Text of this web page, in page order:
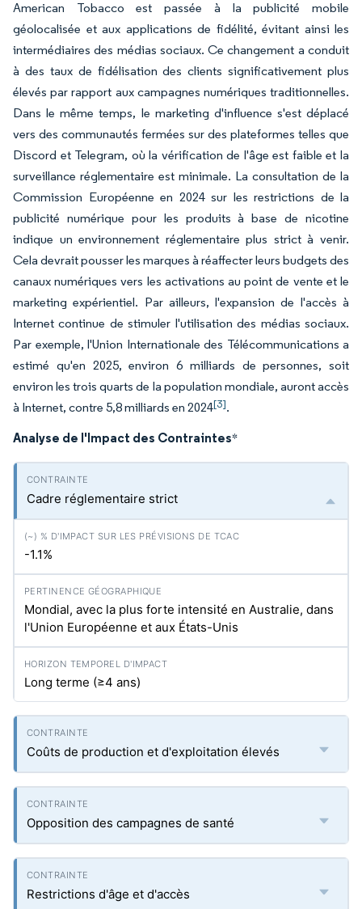
American Tobacco est passée à la publicité mobile
géolocalisée et aux applications de fidélité, évitant ainsi les
intermédiaires des médias sociaux. Ce changement a conduit
à des taux de fidélisation des clients significativement plus
élevés par rapport aux campagnes numériques traditionnelles.
Dans le même temps, le marketing d'influence s'est déplacé
vers des communautés fermées sur des plateformes telles que
Discord et Telegram, où la vérification de l'âge est faible et la
surveillance réglementaire est minimale. La consultation de la
Commission Européenne en 2024 sur les restrictions de la
publicité numérique pour les produits à base de nicotine
indique un environnement réglementaire plus strict à venir.
Cela devrait pousser les marques à réaffecter leurs budgets des
canaux numériques vers les activations au point de vente et le
marketing expérientiel. Par ailleurs, l'expansion de l'accès à
Internet continue de stimuler l'utilisation des médias sociaux.
Par exemple, l'Union Internationale des Télécommunications a
estimé qu'en 2025, environ 6 milliards de personnes, soit
environ les trois quarts de la population mondiale, auront accès
à Internet, contre 5,8 milliards en 2024[3].
Analyse de l'Impact des Contraintes*
Cadre réglementaire strict
-1.1%
Mondial, avec la plus forte intensité en Australie, dans
l'Union Européenne et aux États-Unis
Long terme (≥4 ans)
Coûts de production et d'exploitation élevés
Opposition des campagnes de santé
Restrictions d'âge et d'accès